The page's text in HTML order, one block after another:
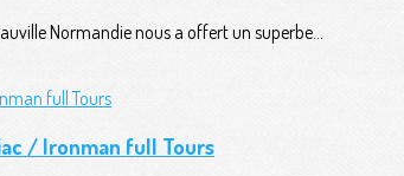
Normandie nous a offert un superbe...
/ Ironman full Tours